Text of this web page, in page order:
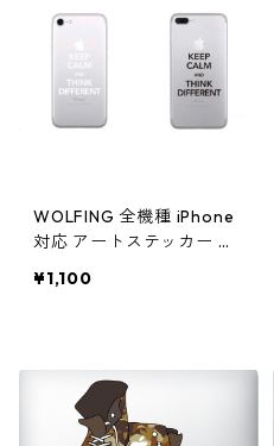
WOLFING 全機種 iPhone
対応 アートステッカー ス
d Think Different ブラッ
¥1,100